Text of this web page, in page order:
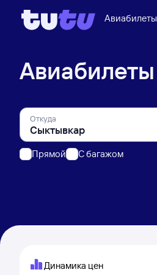
Авиабилеты
Авиабилеты
Откуда
Прямой C багажом
Динамика цен